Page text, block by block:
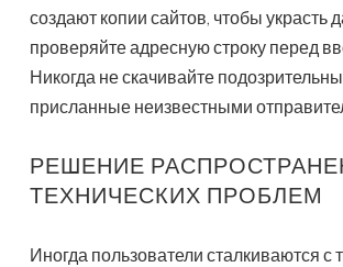
создают копии сайтов, чтобы украсть
проверяйте адресную строку перед
Никогда не скачивайте
присланные неизвестными
РЕШЕНИЕ
ТЕХНИЧЕСКИХ ПРОБЛЕМ
Иногда пользователи сталкиваются с